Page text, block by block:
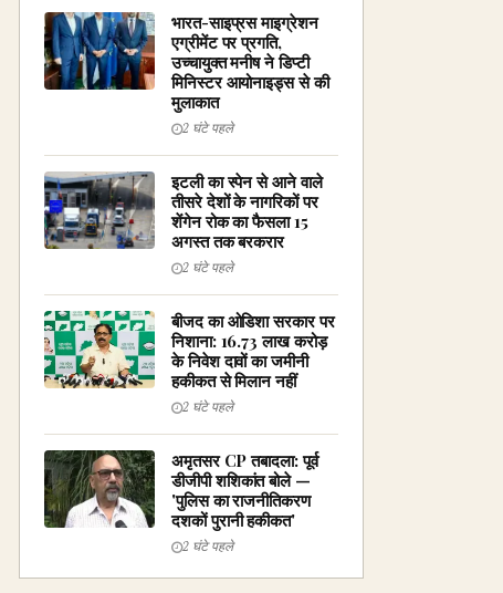
भारत-साइप्रस माइग्रेशन
एग्रीमेंट पर प्रगति,
उच्चायुक्त मनीष ने डिप्टी
मिनिस्टर आयोनाइड्स से की
मुलाकात
2 घंटे पहले
इटली का स्पेन से आने वाले
तीसरे देशों के नागरिकों पर
शेंगेन रोक का फैसला 15
अगस्त तक बरकरार
2 घंटे पहले
बीजद का ओडिशा सरकार पर
निशाना: ₹16.73 लाख करोड़
के निवेश दावों का जमीनी
हकीकत से मिलान नहीं
2 घंटे पहले
अमृतसर CP तबादला: पूर्व
डीजीपी शशिकांत बोले —
'पुलिस का राजनीतिकरण
दशकों पुरानी हकीकत'
2 घंटे पहले